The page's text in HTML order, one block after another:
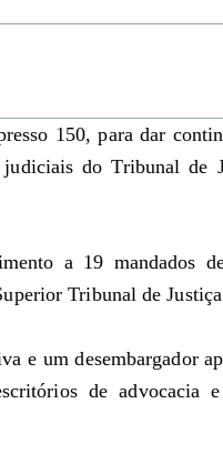
150, para dar
judiciais do Tribunal de
a 19 mandados
Tribunal de
e um desembargador
de advocacia